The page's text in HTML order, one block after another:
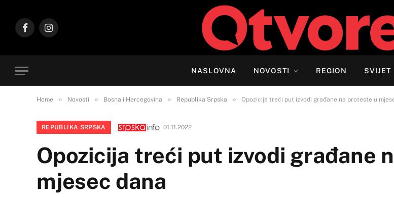
FacebookInstagram
NASLOVNA NOVOSTI REGION SVIJET
Home » Novosti » Bosna i Hercegovina » Republika Srpska » Opozicija treći put izvodi građane na proteste u
REPUBLIKA SRPSKA 01.11.2022
Opozicija treći put izvodi građane
mjesec dana